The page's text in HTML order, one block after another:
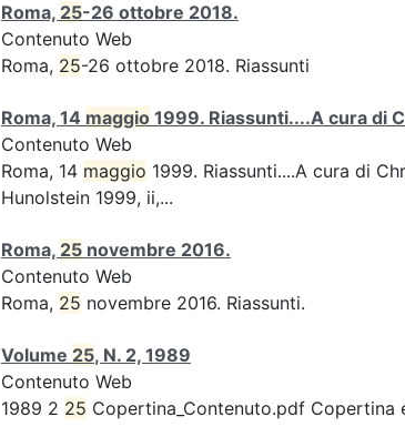
Roma, 25-26 ottobre 2018.
Contenuto Web
Roma, 25-26 ottobre 2018. Riassunti
Roma, 14 maggio 1999. Riassunti....A cura di
Contenuto Web
Roma, 14 maggio 1999. Riassunti....A cura di
Hunolstein 1999, ii,...
Roma, 25 novembre 2016.
Contenuto Web
Roma, 25 novembre 2016. Riassunti.
Volume 25, N. 2, 1989
Contenuto Web
1989 2 25 Copertina_Contenuto.pdf Copertina